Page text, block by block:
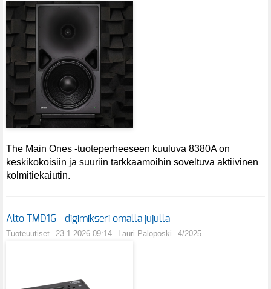
The Main Ones -tuoteperheeseen kuuluva 8380A on
keskikokoisiin ja suuriin tarkkaamoihin soveltuva aktiivinen
kolmitiekaiutin.
Alto TMD16 - digimikseri omalla jujulla
Tuoteuutiset 23.1.2026 09:14 Lauri Paloposki 4/2025